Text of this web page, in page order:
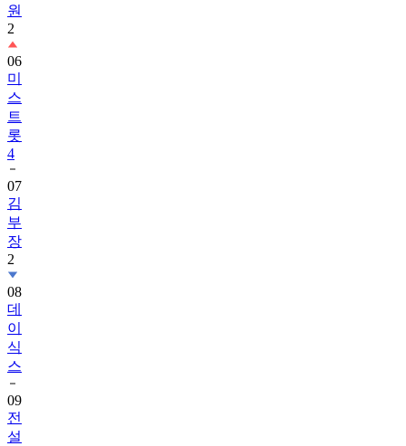
원
2
06
미
스
트
롯
4
07
김
부
장
2
08
데
이
식
스
09
전
설